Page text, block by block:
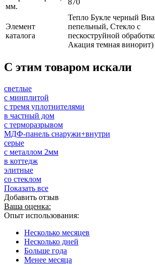
мм.
Элемент
каталога
Тепло Букле черный
пепельный, Стекло с
пескоструйной
Акация темная
C этим товаром искали
светлые
с минплитой
с тремя уплотнителями
в частный дом
с терморазрывом
МДФ-панель снаружи+внутри
серые
с металлом 2мм
в коттедж
элитные
со стеклом
Показать все
Добавить отзыв
Ваша оценка:
Опыт использования:
Несколько месяцев
Несколько дней
Больше года
Менее месяца